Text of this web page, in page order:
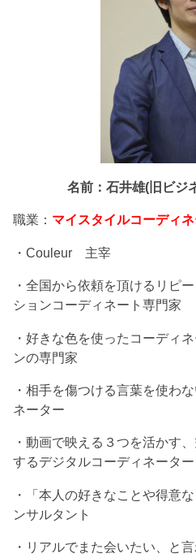
名前：石井雄(旧ビジ
職業： マイスタイルコーディ
・Couleur 主宰
・全国から依頼を頂けるリピ
ションコーディネート専門家
・好きな色を使ったコーディ
ンの専門家
・相手を傷つける言葉を使わ
ネーター
・動画で映える３つを活かす
するデジタルコーディネーター
・「本人の好きなことや得意
ンサルタント
・リアルでまた会いたい、と